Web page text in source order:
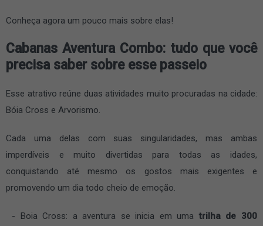
Conheça agora um pouco mais sobre elas!
Cabanas Aventura Combo: tudo que você
precisa saber sobre esse passeio
Esse atrativo reúne duas atividades muito procuradas na cidade:
Bóia Cross e Arvorismo.
Cada uma delas com suas singularidades, mas ambas
imperdíveis e muito divertidas para todas as idades,
conquistando até mesmo os gostos mais exigentes e
promovendo um dia todo cheio de emoção.
Boia Cross: a aventura se inicia em uma trilha de 300